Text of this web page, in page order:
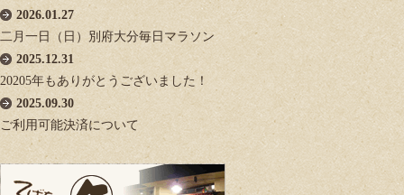
2026.01.27
二月一日（日）別府大分毎日マラソン
2025.12.31
20205年もありがとうございました！
2025.09.30
ご利用可能決済について